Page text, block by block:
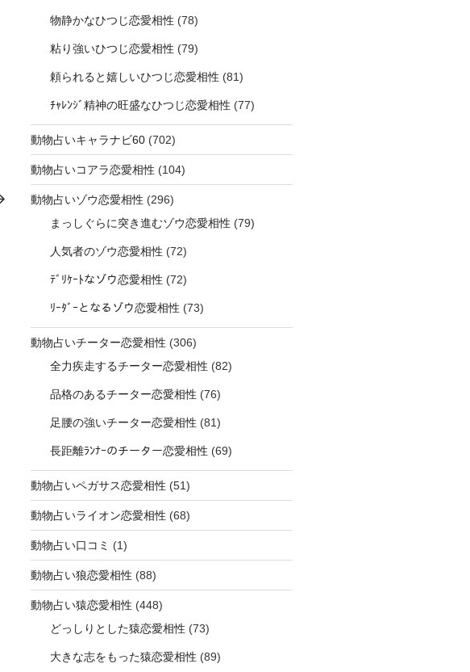
物静かなひつじ恋愛相性 (78)
粘り強いひつじ恋愛相性 (79)
頼られると嬉しいひつじ恋愛相性 (81)
ﾁｬﾚﾝｼﾞ精神の旺盛なひつじ恋愛相性 (77)
動物占いキャラナビ60(702)
動物占いコアラ恋愛相性 (104)
動物占いゾウ恋愛相性 (296)
まっしぐらに突き進むゾウ恋愛相性 (79)
人気者のゾウ恋愛相性 (72)
ﾃﾞﾘｹｰﾄなゾウ恋愛相性 (72)
ﾘｰﾀﾞｰとなるゾウ恋愛相性 (73)
動物占いチーター恋愛相性 (306)
全力疾走するチーター恋愛相性 (82)
品格のあるチーター恋愛相性 (76)
足腰の強いチーター恋愛相性 (81)
長距離ﾗﾝﾅｰのチーター恋愛相性 (69)
動物占いペガサス恋愛相性 (51)
動物占いライオン恋愛相性 (68)
動物占い口コミ (1)
動物占い狼恋愛相性 (88)
動物占い猿恋愛相性 (448)
どっしりとした猿恋愛相性 (73)
大きな志をもった猿恋愛相性 (89)